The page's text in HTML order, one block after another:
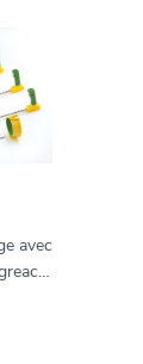
avec